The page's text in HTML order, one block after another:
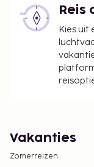
Reis
Kies uit
Vakanties
Zomerreizen